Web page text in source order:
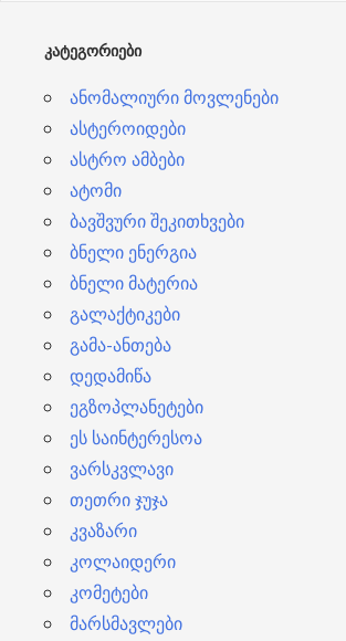
ᲙᲐᲢᲔᲒᲝᲠᲘᲔᲑᲘ
ანომალიური მოვლენები
ასტეროიდები
ასტრო ამბები
ატომი
ბავშვური შეკითხვები
ბნელი ენერგია
ბნელი მატერია
გალაქტიკები
გამა-ანთება
დედამიწა
ეგზოპლანეტები
ეს საინტერესოა
ვარსკვლავი
თეთრი ჯუჯა
კვაზარი
კოლაიდერი
კომეტები
მარსმავლები